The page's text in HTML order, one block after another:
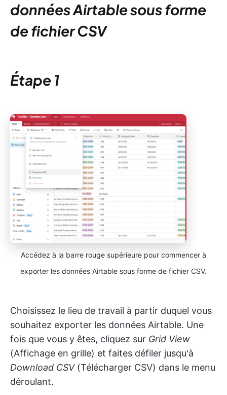
données Airtable sous forme
de fichier CSV
Étape 1
Accédez à la barre rouge supérieure pour commencer à
exporter les données Airtable sous forme de fichier CSV.
Choisissez le lieu de travail à partir duquel vous
souhaitez exporter les données Airtable. Une
fois que vous y êtes, cliquez sur Grid View
(Affichage en grille) et faites défiler jusqu'à
Download CSV (Télécharger CSV) dans le menu
déroulant.